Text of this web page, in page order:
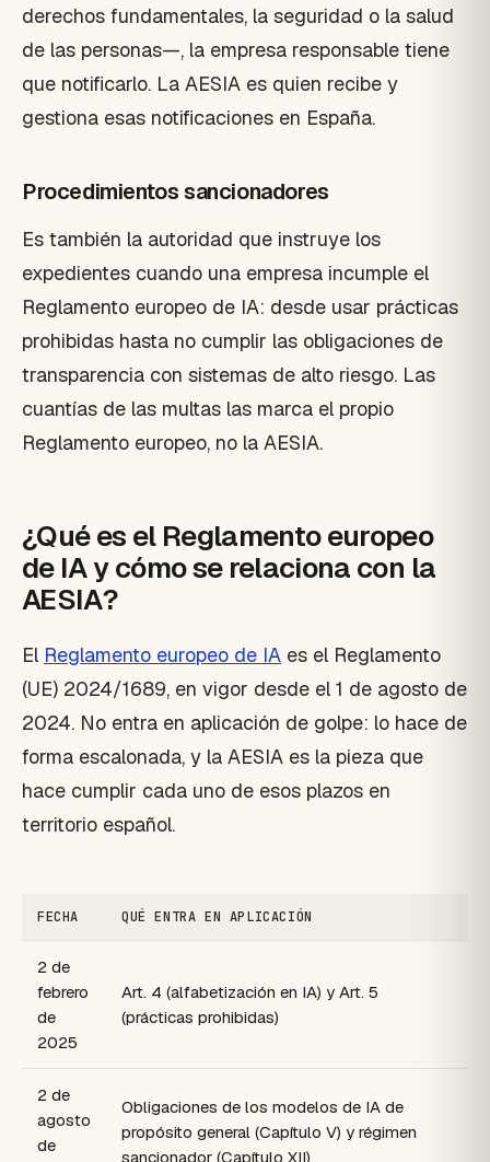
derechos fundamentales, la seguridad o la salud
de las personas—, la empresa responsable tiene
que notificarlo. La AESIA es quien recibe y
gestiona esas notificaciones en España.
Procedimientos sancionadores
Es también la autoridad que instruye los
expedientes cuando una empresa incumple el
Reglamento europeo de IA: desde usar prácticas
prohibidas hasta no cumplir las obligaciones de
transparencia con sistemas de alto riesgo. Las
cuantías de las multas las marca el propio
Reglamento europeo, no la AESIA.
¿Qué es el Reglamento europeo
de IA y cómo se relaciona con la
AESIA?
El Reglamento europeo de IA es el Reglamento
(UE) 2024/1689, en vigor desde el 1 de agosto de
2024. No entra en aplicación de golpe: lo hace de
forma escalonada, y la AESIA es la pieza que
hace cumplir cada uno de esos plazos en
territorio español.
FECHA QUÉ ENTRA EN APLICACIÓN
2 de
febrero
de
2025
Art. 4 (alfabetización en IA) y Art. 5
(prácticas prohibidas)
2 de
agosto
de
Obligaciones de los modelos de IA de
propósito general (Capítulo V) y régimen
sancionador (Capítulo XII)